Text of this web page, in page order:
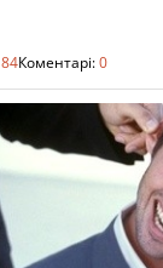
84Коментарі:0